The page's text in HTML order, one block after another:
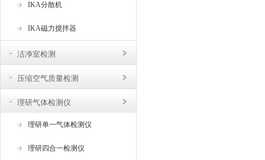
IKA分散机
IKA磁力搅拌器
洁净室检测
压缩空气质量检测
理研气体检测仪
理研单一气体检测仪
理研四合一检测仪